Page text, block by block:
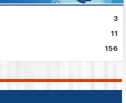
3
11
156